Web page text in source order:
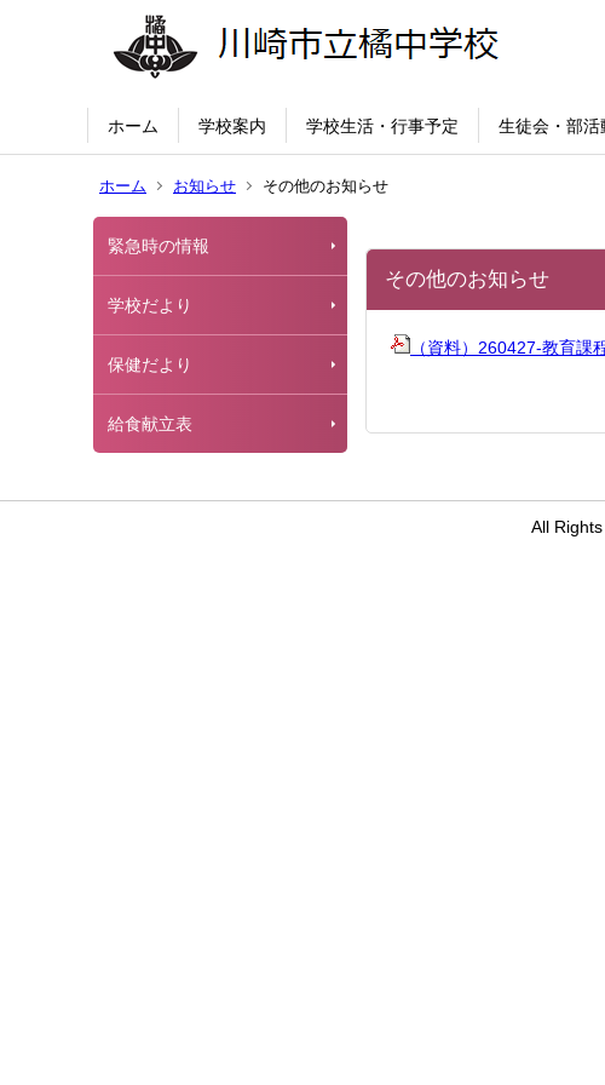
ホーム 学校案内 学校生活・行事予定 生徒会・部活
ホーム お知らせ その他のお知らせ
緊急時の情報
学校だより
保健だより
給食献立表
その他のお知らせ
（資料）260427-教育課
All